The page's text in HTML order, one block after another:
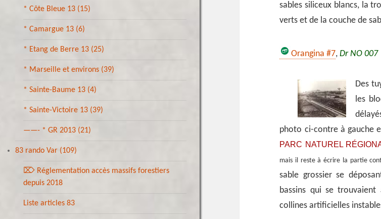
* Côte Bleue 13 (15)
* Camargue 13 (6)
* Etang de Berre 13 (25)
* Marseille et environs (39)
* Sainte-Baume 13 (4)
* Sainte-Victoire 13 (39)
——- * GR 2013 (21)
83 rando Var (109)
⌦ Réglementation accès massifs forestiers
depuis 2018
Liste articles 83
sables siliceux blancs, la
verts et de la couche de
Orangina #7,Dr NO 007
Des
les
photo ci-contre à gauche
PARC NATUREL
mais il reste à écrire la partie
sable grossier se
bassins qui se trouvaient
collines artificielles